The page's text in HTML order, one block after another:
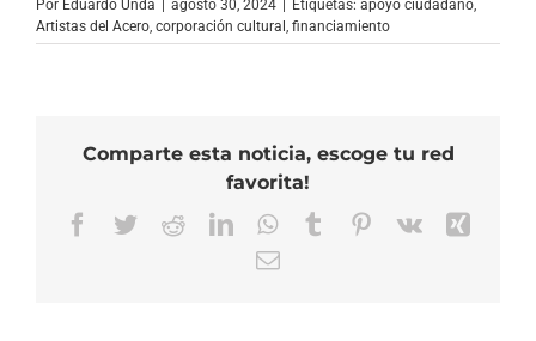
Por Eduardo Unda agosto 30, 2024 Etiquetas: apoyo ciudadano,
Artistas del Acero, corporación cultural , financiamiento
Comparte esta noticia, escoge tu red
favorita!
Facebook
TwitterRedditLinkedInWhatsApp
TumblrPinterest
Vk
Correo